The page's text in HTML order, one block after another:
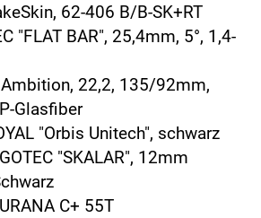
62-406 B/B-SK+RT
"FLAT BAR", 25,4mm, 5°, 1,4-
Ambition, 22,2, 135/92mm,
Glasfiber
"Orbis Unitech", schwarz
"SKALAR", 12mm
C+ 55T